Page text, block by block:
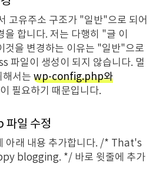
고유주소 구조가 "일반"으로 되어
을 합니다. 저는 다행히 "글 이
것을 변경하는 이유는 "일반"으로
파일이 생성이 되지 않습니다. 멀
해서는 wp-config.php와
필요하기 때문입니다.
일 수정
래 내용 추가합니다. /* That's
blogging. */ 바로 윗줄에 추가